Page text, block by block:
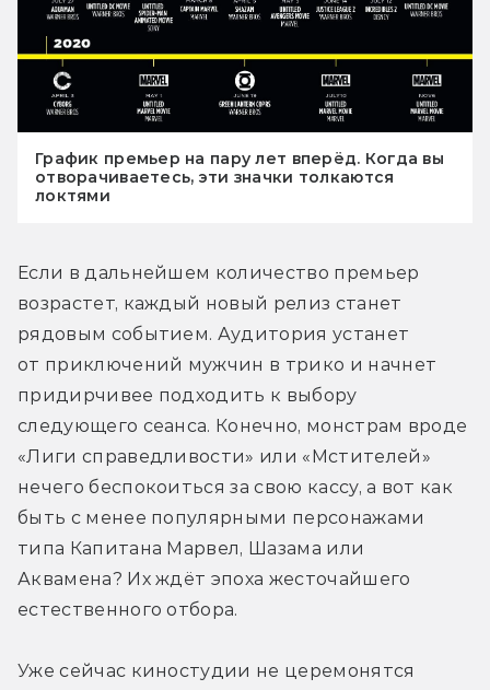
График премьер на пару лет вперёд. Когда вы
отворачиваетесь, эти значки толкаются
локтями
Если в дальнейшем количество премьер
возрастет, каждый новый релиз станет
рядовым событием. Аудитория устанет
от приключений мужчин в трико и начнет
придирчивее подходить к выбору
следующего сеанса. Конечно, монстрам вроде
«Лиги справедливости» или «Мстителей»
нечего беспокоиться за свою кассу, а вот как
быть с менее популярными персонажами
типа Капитана Марвел, Шазама или
Аквамена? Их ждёт эпоха жесточайшего
естественного отбора.
Уже сейчас киностудии не церемонятся